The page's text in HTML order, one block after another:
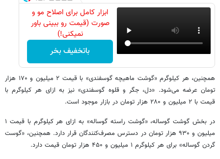
ابزار کامل برای اصلاح مو و
صورت (قیمت رو ببینی باور
نمیکنی!)
باتخفیف بخر
همچنین، هر کیلوگرم «گوشت ماهیچه گوسفندی» با قیمت ۲ میلیون و ۱۷۰ هزار
تومان عرضه می‌شود. «دل، جگر و قلوه گوسفندی» نیز به ازای هر کیلوگرم با
قیمت با ۲ میلیون و ۲۸۰ هزار تومان در بازار موجود است.
در بخش گوشت گوساله، «گوشت راسته گوساله» به ازای هر کیلوگرم با قیمت ۱
میلیون و ۹۳۰ هزار تومان در دسترس مصرف‌کنندگان قرار دارد. همچنین، «گوست
گردن گوساله» برای هر کیلوگرم ۱ میلیون و ۴۵۰ هزار تومان قیمت دارد.